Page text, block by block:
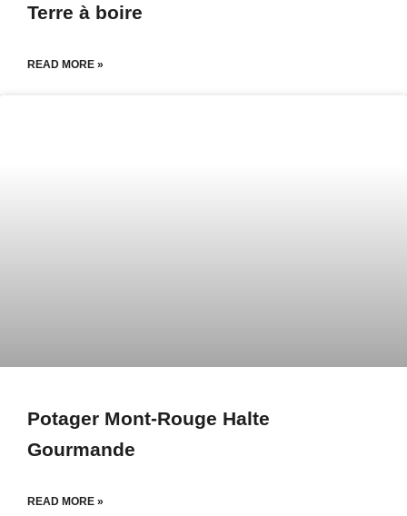
Terre à boire
READ MORE »
Potager Mont-Rouge Halte
Gourmande
READ MORE »